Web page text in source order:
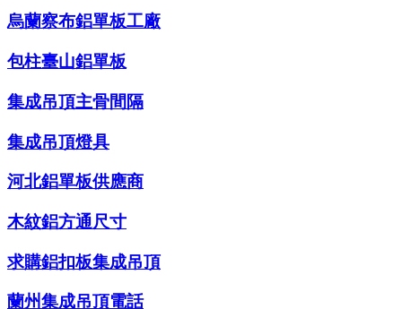
烏蘭察布鋁單板工廠
包柱臺山鋁單板
集成吊頂主骨間隔
集成吊頂燈具
河北鋁單板供應商
木紋鋁方通尺寸
求購鋁扣板集成吊頂
蘭州集成吊頂電話